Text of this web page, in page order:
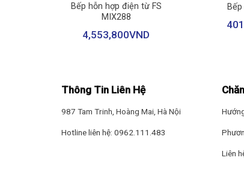
– Giúp căn bếp gia đình trở nên sang trọng, tiện
– Giúp căn bếp gia đình trở nên sang trọng, tiện
– Được làm từ Inox phủ nano bạc kháng khuẩn
Bếp hỗn hợp điện từ FS
MIX288
4,553,800VND
Thông Tin Liên Hệ
987 Tam Trinh, Hoàng Mai, Hà Nội
Hotline liên hệ: 0962.111.483
Liên